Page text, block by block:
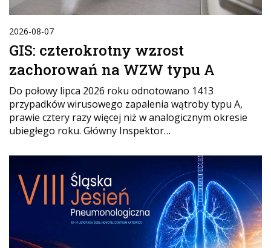
2026-08-07
GIS: czterokrotny wzrost
zachorowań na WZW typu A
Do połowy lipca 2026 roku odnotowano 1413
przypadków wirusowego zapalenia wątroby typu A,
prawie cztery razy więcej niż w analogicznym okresie
ubiegłego roku. Główny Inspektor…